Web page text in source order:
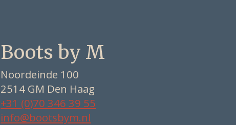
Boots by M
Noordeinde 100
2514 GM Den Haag
+31 (0)70 346 39 55
info@bootsbym.nl